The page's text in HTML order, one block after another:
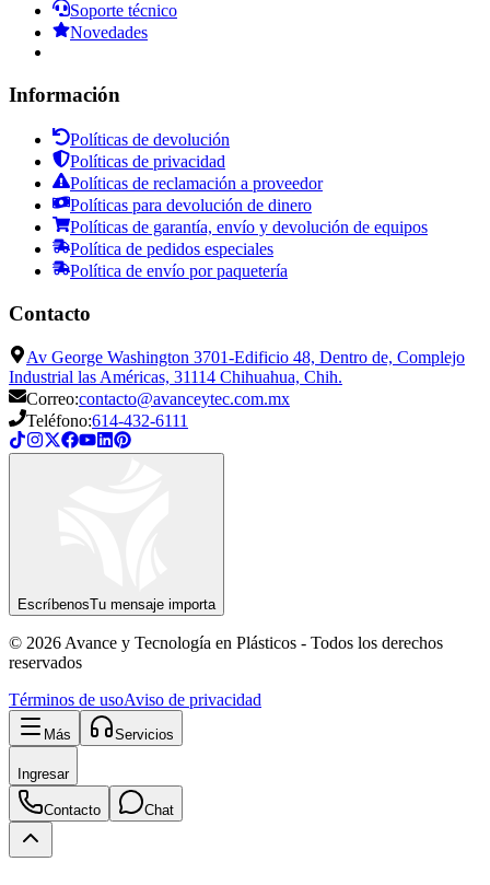
Soporte técnico
Novedades
Información
Políticas de devolución
Políticas de privacidad
Políticas de reclamación a proveedor
Políticas para devolución de dinero
Políticas de garantía, envío y devolución de equipos
Política de pedidos especiales
Política de envío por paquetería
Contacto
Av George Washington 3701-Edificio 48, Dentro de, Complejo
Industrial las Américas, 31114 Chihuahua, Chih.
Correo:contacto@avanceytec.com.mx
Teléfono:614-432-6111
EscríbenosTu mensaje importa
© 2026 Avance y Tecnología en Plásticos - Todos los derechos
reservados
Términos de usoAviso de privacidad
Más Servicios
Ingresar
Contacto Chat